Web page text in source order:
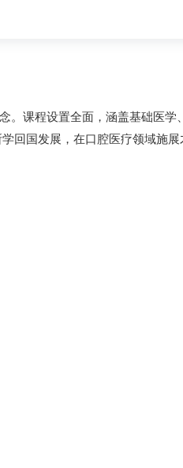
。课程设置全面，涵盖基础医学
回国发展，在口腔医疗领域施